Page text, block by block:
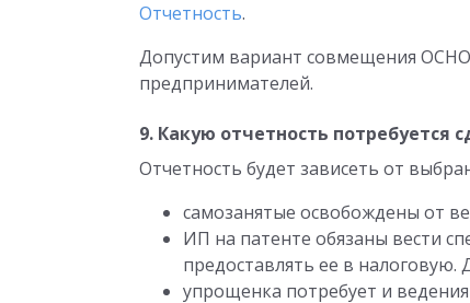
Отчетность.
Допустим вариант совмещения
предпринимателей.
9. Какую отчетность потребуется
Отчетность будет зависеть от
самозанятые освобождены от
ИП на патенте обязаны вести
предоставлять ее в
упрощенка потребует и